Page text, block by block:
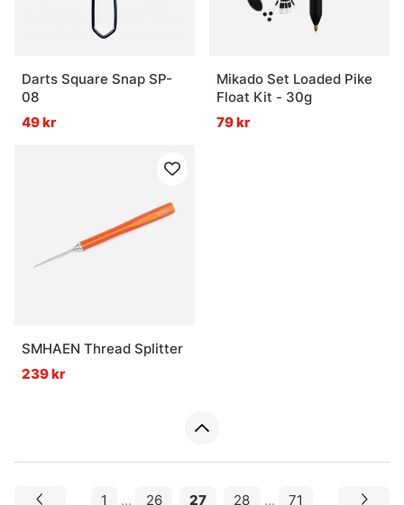
Darts Square Snap SP-
08
49 kr
Mikado Set Loaded Pike
Float Kit - 30g
79 kr
SMHAEN Thread Splitter
239 kr
1 ... 26 27 28 ... 71